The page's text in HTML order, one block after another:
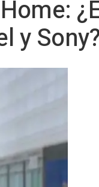
y